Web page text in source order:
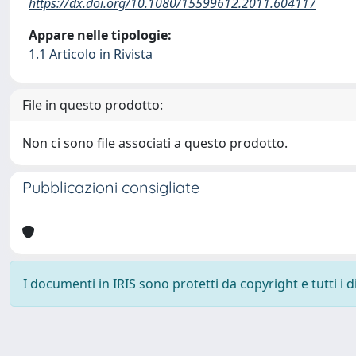
Appare nelle tipologie:
1.1 Articolo in Rivista
File in questo prodotto:
Non ci sono file associati a questo prodotto.
Pubblicazioni consigliate
I documenti in IRIS sono protetti da copyright e tutti i